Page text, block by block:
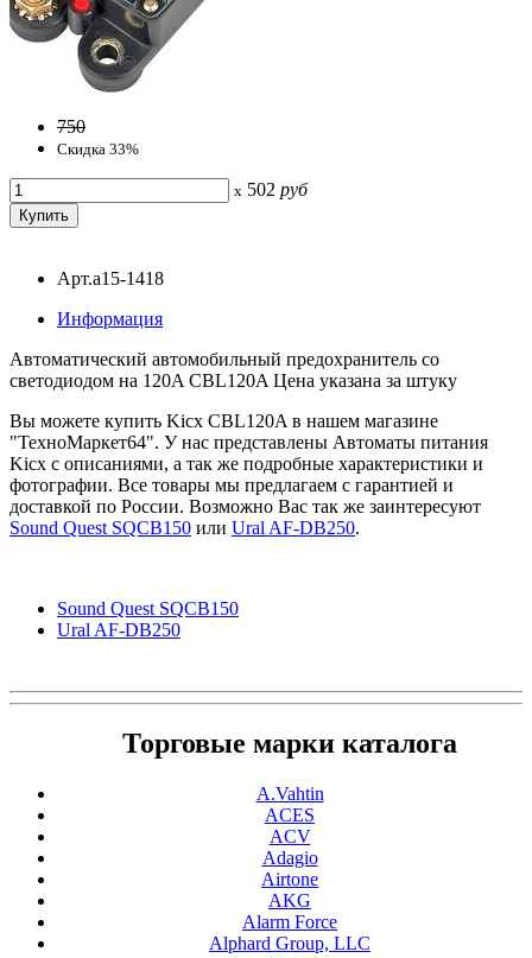
750
Скидка 33%
x 502 руб
Арт.a15-1418
Информация
Автоматический автомобильный предохранитель со
светодиодом на 120A СBL120A Цена указана за штуку
Вы можете купить Kicx CBL120A в нашем магазине
"ТехноМаркет64". У нас представлены Автоматы питания
Kicx с описаниями, а так же подробные характеристики и
фотографии. Все товары мы предлагаем с гарантией и
доставкой по России. Возможно Вас так же заинтересуют
Sound Quest SQCB150 или Ural AF-DB250.
Sound Quest SQCB150
Ural AF-DB250
Торговые марки каталога
A.Vahtin
ACES
ACV
Adagio
Airtone
AKG
Alarm Force
Alphard Group, LLC